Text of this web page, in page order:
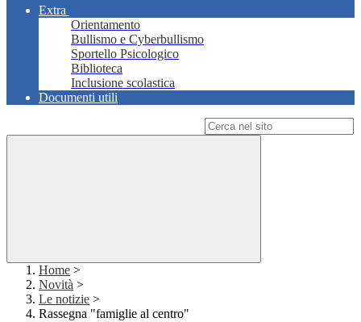
Extra
Orientamento
Bullismo e Cyberbullismo
Sportello Psicologico
Biblioteca
Inclusione scolastica
Documenti utili
Home >
Novità >
Le notizie >
Rassegna "famiglie al centro"